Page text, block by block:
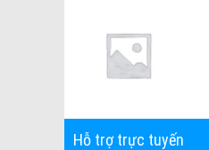
Hỗ trợ trực tuyến